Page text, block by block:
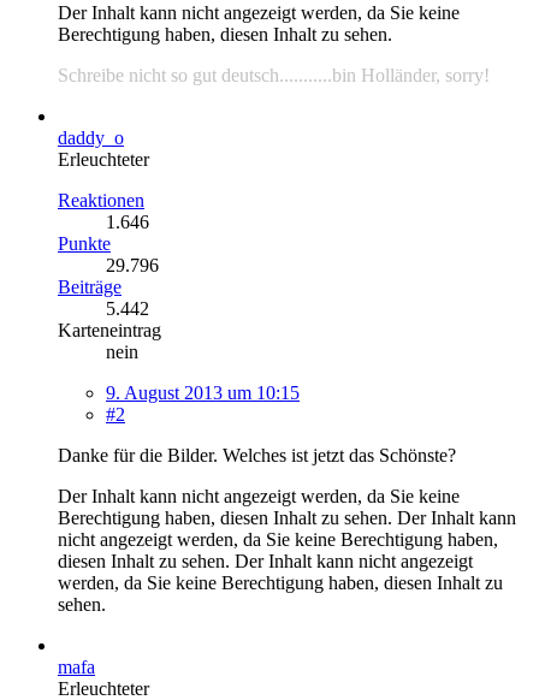
Der Inhalt kann nicht angezeigt werden, da Sie keine
Berechtigung haben, diesen Inhalt zu sehen.
Schreibe nicht so gut deutsch...........bin Holländer, sorry!
daddy_o
Erleuchteter
Reaktionen
1.646
Punkte
29.796
Beiträge
5.442
Karteneintrag
nein
9. August 2013 um 10:15
#2
Danke für die Bilder. Welches ist jetzt das Schönste?
Der Inhalt kann nicht angezeigt werden, da Sie keine
Berechtigung haben, diesen Inhalt zu sehen. Der Inhalt kann
nicht angezeigt werden, da Sie keine Berechtigung haben,
diesen Inhalt zu sehen. Der Inhalt kann nicht angezeigt
werden, da Sie keine Berechtigung haben, diesen Inhalt zu
sehen.
mafa
Erleuchteter